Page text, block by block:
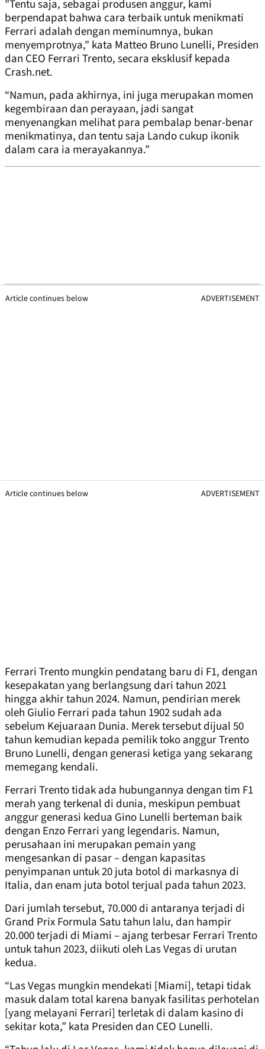
"Tentu saja, sebagai produsen anggur, kami
berpendapat bahwa cara terbaik untuk menikmati
Ferrari adalah dengan meminumnya, bukan
menyemprotnya," kata Matteo Bruno Lunelli, Presiden
dan CEO Ferrari Trento, secara eksklusif kepada
Crash.net.
“Namun, pada akhirnya, ini juga merupakan momen
kegembiraan dan perayaan, jadi sangat
menyenangkan melihat para pembalap benar-benar
menikmatinya, dan tentu saja Lando cukup ikonik
dalam cara ia merayakannya.”
Article continues below ADVERTISEMENT
Article continues below ADVERTISEMENT
Ferrari Trento mungkin pendatang baru di F1, dengan
kesepakatan yang berlangsung dari tahun 2021
hingga akhir tahun 2024. Namun, pendirian merek
oleh Giulio Ferrari pada tahun 1902 sudah ada
sebelum Kejuaraan Dunia. Merek tersebut dijual 50
tahun kemudian kepada pemilik toko anggur Trento
Bruno Lunelli, dengan generasi ketiga yang sekarang
memegang kendali.
Ferrari Trento tidak ada hubungannya dengan tim F1
merah yang terkenal di dunia, meskipun pembuat
anggur generasi kedua Gino Lunelli berteman baik
dengan Enzo Ferrari yang legendaris. Namun,
perusahaan ini merupakan pemain yang
mengesankan di pasar – dengan kapasitas
penyimpanan untuk 20 juta botol di markasnya di
Italia, dan enam juta botol terjual pada tahun 2023.
Dari jumlah tersebut, 70.000 di antaranya terjadi di
Grand Prix Formula Satu tahun lalu, dan hampir
20.000 terjadi di Miami – ajang terbesar Ferrari Trento
untuk tahun 2023, diikuti oleh Las Vegas di urutan
kedua.
“Las Vegas mungkin mendekati [Miami], tetapi tidak
masuk dalam total karena banyak fasilitas perhotelan
[yang melayani Ferrari] terletak di dalam kasino di
sekitar kota,” kata Presiden dan CEO Lunelli.